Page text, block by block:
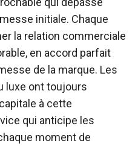
initiale. Chaque
la relation commerciale
en accord parfait
de la marque. Les
luxe ont toujours
à cette
qui anticipe les
moment de